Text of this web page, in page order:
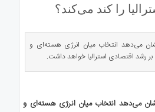
را کند می‌کند؟
می‌دهد انتخاب میان انرژی هسته‌ای و
بر رشد اقتصادی استرالیا خواهد داشت.
می‌دهد انتخاب میان انرژی هسته‌ای و